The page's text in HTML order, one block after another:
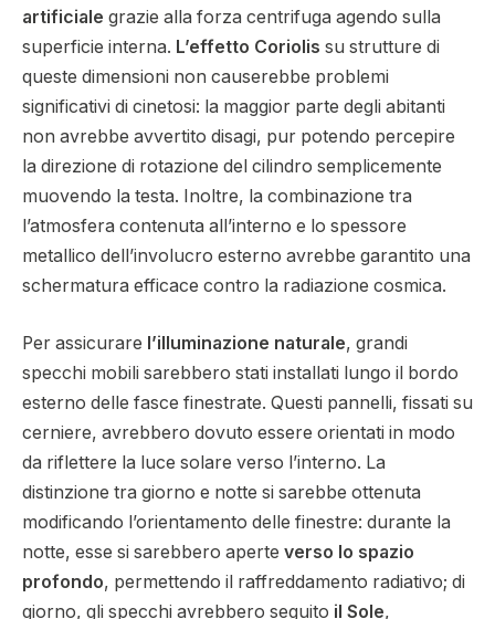
artificiale grazie alla forza centrifuga agendo sulla
superficie interna. L’effetto Coriolis su strutture di
queste dimensioni non causerebbe problemi
significativi di cinetosi: la maggior parte degli abitanti
non avrebbe avvertito disagi, pur potendo percepire
la direzione di rotazione del cilindro semplicemente
muovendo la testa. Inoltre, la combinazione tra
l’atmosfera contenuta all’interno e lo spessore
metallico dell’involucro esterno avrebbe garantito una
schermatura efficace contro la radiazione cosmica.
Per assicurare l’illuminazione naturale, grandi
specchi mobili sarebbero stati installati lungo il bordo
esterno delle fasce finestrate. Questi pannelli, fissati su
cerniere, avrebbero dovuto essere orientati in modo
da riflettere la luce solare verso l’interno. La
distinzione tra giorno e notte si sarebbe ottenuta
modificando l’orientamento delle finestre: durante la
notte, esse si sarebbero aperte verso lo spazio
profondo, permettendo il raffreddamento radiativo; di
giorno, gli specchi avrebbero seguito il Sole,